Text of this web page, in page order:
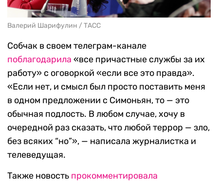
Валерий Шарифулин / ТАСС
Собчак в своем телеграм-канале
поблагодарила «все причастные службы за их
работу» с оговоркой «если все это правда».
«Если нет, и смысл был просто поставить меня
в одном предложении с Симоньян, то — это
обычная подлость. В любом случае, хочу в
очередной раз сказать, что любой террор — зло,
без всяких “но”», — написала журналистка и
телеведущая.
Также новость прокомментировала